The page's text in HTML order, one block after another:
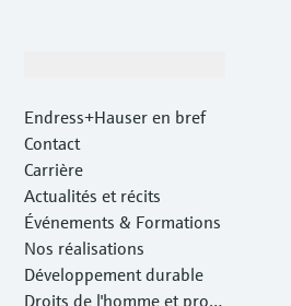
Endress+Hauser en bref
Contact
Carrière
Actualités et récits
Événements & Formations
Nos réalisations
Développement durable
Droits de l'homme et prote